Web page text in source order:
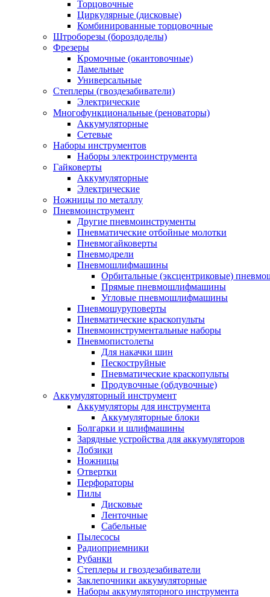
Торцовочные
Циркулярные (дисковые)
Комбинированные торцовочные
Штроборезы (бороздоделы)
Фрезеры
Кромочные (окантовочные)
Ламельные
Универсальные
Степлеры (гвоздезабиватели)
Электрические
Многофункциональные (реноваторы)
Аккумуляторные
Сетевые
Наборы инструментов
Наборы электроинструмента
Гайковерты
Аккумуляторные
Электрические
Ножницы по металлу
Пневмоинструмент
Другие пневмоинструменты
Пневматические отбойные молотки
Пневмогайковерты
Пневмодрели
Пневмошлифмашины
Орбитальные (эксцентриковые)
Прямые пневмошлифмашины
Угловые пневмошлифмашины
Пневмошуруповерты
Пневматические краскопульты
Пневмоинструментальные наборы
Пневмопистолеты
Для накачки шин
Пескоструйные
Пневматические краскопульты
Продувочные (обдувочные)
Аккумуляторный инструмент
Аккумуляторы для инструмента
Аккумуляторные блоки
Болгарки и шлифмашины
Зарядные устройства для аккумуляторов
Лобзики
Ножницы
Отвертки
Перфораторы
Пилы
Дисковые
Ленточные
Сабельные
Пылесосы
Радиоприемники
Рубанки
Степлеры и гвоздезабиватели
Заклепочники аккумуляторные
Наборы аккумуляторного инструмента